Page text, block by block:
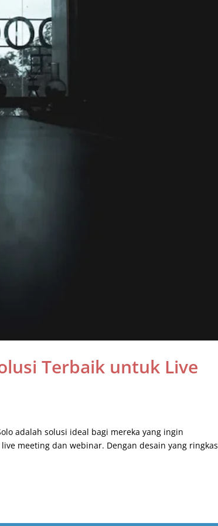
Terbaik untuk Live
adalah solusi ideal bagi mereka yang ingin
meeting dan webinar. Dengan desain yang ringkas